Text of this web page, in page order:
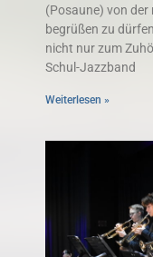
(Posaune) von der
begrüßen zu
nicht nur zum
Schul-Jazzband
Weiterlesen »